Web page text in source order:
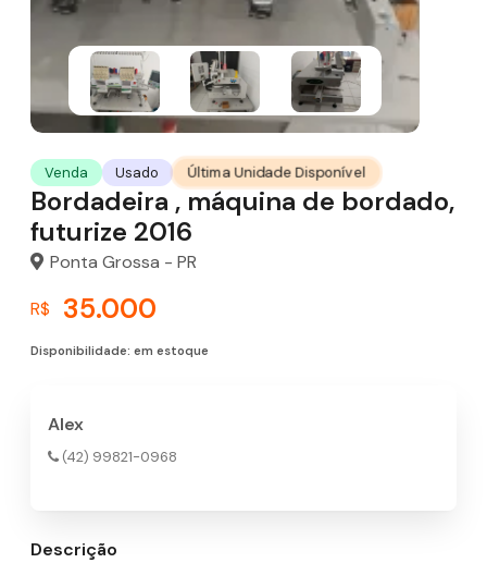
Venda Usado Última Unidade Disponível
Bordadeira , máquina de bordado,
futurize 2016
Ponta Grossa - PR
R$ 35.000
Disponibilidade: em estoque
Alex
(42) 99821-0968
Descrição